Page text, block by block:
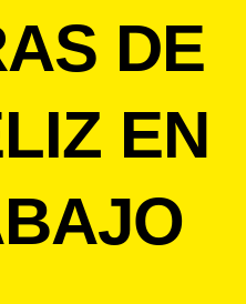
DE
EN